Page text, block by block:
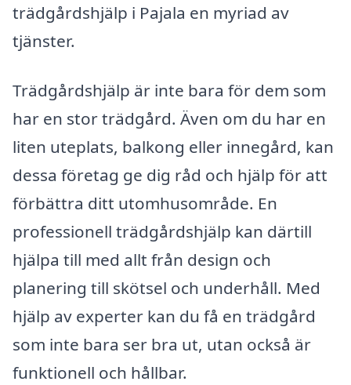
trädgårdshjälp i Pajala en myriad av
tjänster.
Trädgårdshjälp är inte bara för dem som
har en stor trädgård. Även om du har en
liten uteplats, balkong eller innegård, kan
dessa företag ge dig råd och hjälp för att
förbättra ditt utomhusområde. En
professionell trädgårdshjälp kan därtill
hjälpa till med allt från design och
planering till skötsel och underhåll. Med
hjälp av experter kan du få en trädgård
som inte bara ser bra ut, utan också är
funktionell och hållbar.